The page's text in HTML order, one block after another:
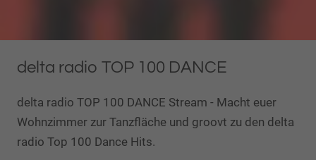
delta radio TOP 100 DANCE
delta radio TOP 100 DANCE Stream - Macht euer
Wohnzimmer zur Tanzfläche und groovt zu den delta
radio Top 100 Dance Hits.